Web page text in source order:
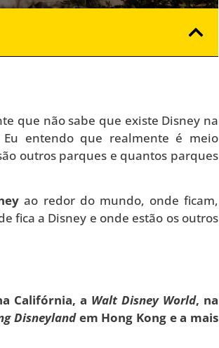
que não sabe que existe Disney na
entendo que realmente é meio
outros parques e quantos parques
ao redor do mundo, onde ficam,
fica a Disney e onde estão os outros
Califórnia, a Walt Disney World, na
Disneylandem Hong Kong e a mais